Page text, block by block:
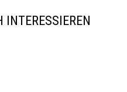
INTERESSIEREN